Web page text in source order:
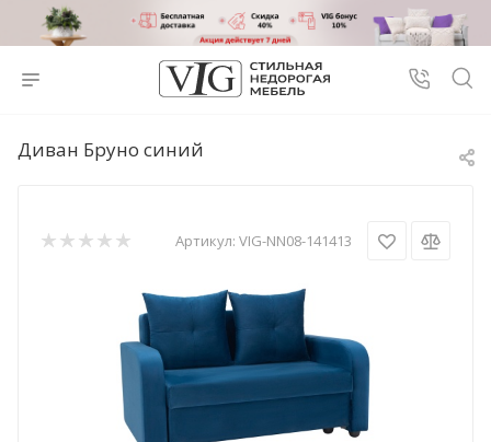
Диван Бруно синий
Артикул: VIG-NN08-141413